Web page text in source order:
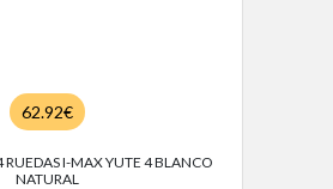
62.92€
RUEDAS I-MAX YUTE 4 BLANCO
NATURAL